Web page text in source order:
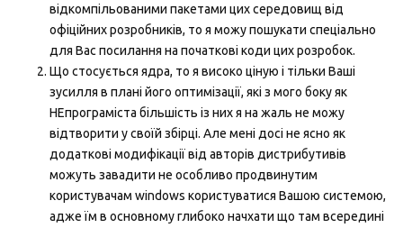
відкомпільованими пакетами цих середовищ від
офіційних розробників, то я можу пошукати спеціально
для Вас посилання на початкові коди цих розробок.
Що стосується ядра, то я високо ціную і тільки Ваші
зусилля в плані його оптимізації, які з мого боку як
НЕпрограміста більшість із них я на жаль не можу
відтворити у своїй збірці. Але мені досі не ясно як
додаткові модифікації від авторів дистрибутивів
можуть завадити не особливо продвинутим
користувачам windows користуватися Вашою системою,
адже їм в основному глибоко начхати що там всередині